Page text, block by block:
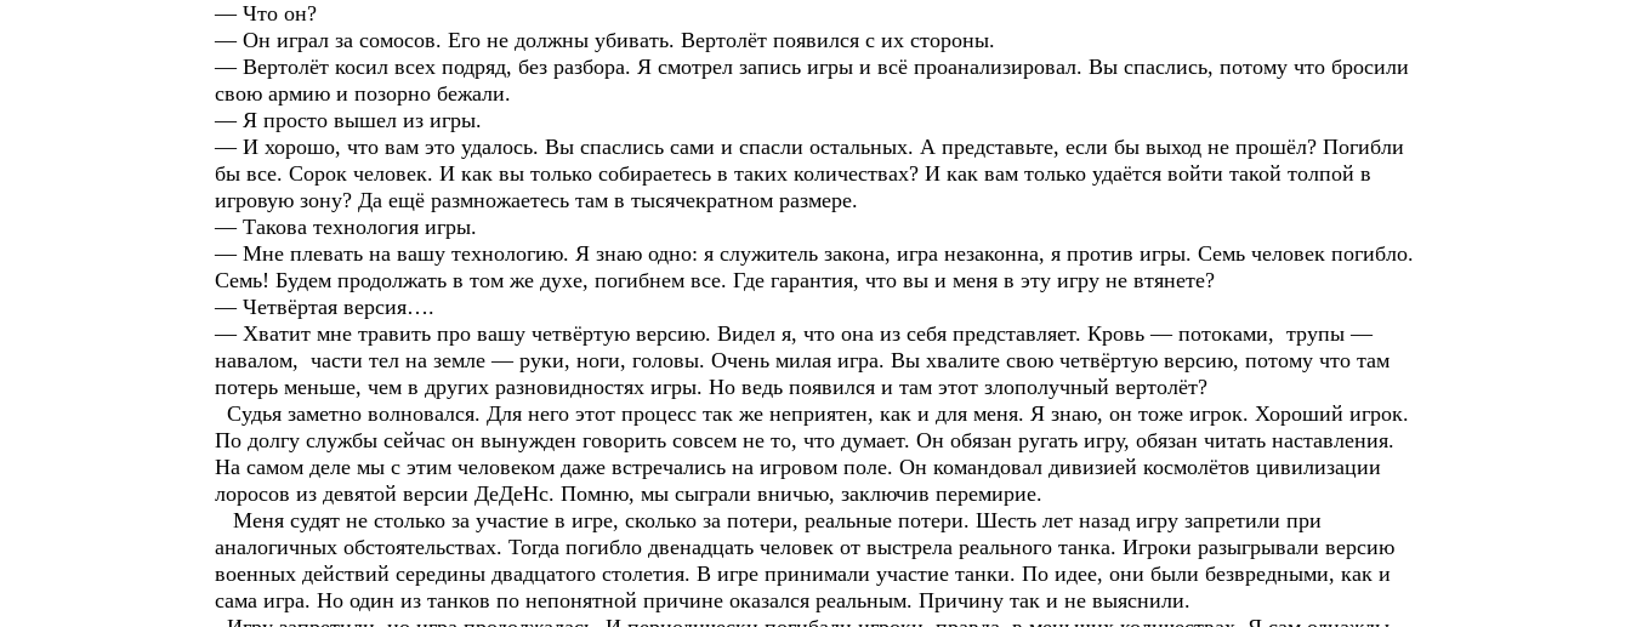
— Что он?
— Он играл за сомосов. Его не должны убивать. Вертолёт появился с их стороны.
— Вертолёт косил всех подряд, без разбора. Я смотрел запись игры и всё проанализировал. Вы спаслись, потому что бросили
свою армию и позорно бежали.
— Я просто вышел из игры.
— И хорошо, что вам это удалось. Вы спаслись сами и спасли остальных. А представьте, если бы выход не прошёл? Погибли
бы все. Сорок человек. И как вы только собираетесь в таких количествах? И как вам только удаётся войти такой толпой в
игровую зону? Да ещё размножаетесь там в тысячекратном размере.
— Такова технология игры.
— Мне плевать на вашу технологию. Я знаю одно: я служитель закона, игра незаконна, я против игры. Семь человек погибло.
Семь! Будем продолжать в том же духе, погибнем все. Где гарантия, что вы и меня в эту игру не втянете?
— Четвёртая версия….
— Хватит мне травить про вашу четвёртую версию. Видел я, что она из себя представляет. Кровь — потоками, трупы —
навалом, части тел на земле — руки, ноги, головы. Очень милая игра. Вы хвалите свою четвёртую версию, потому что там
потерь меньше, чем в других разновидностях игры. Но ведь появился и там этот злополучный вертолёт?
Судья заметно волновался. Для него этот процесс так же неприятен, как и для меня. Я знаю, он тоже игрок. Хороший игрок.
По долгу службы сейчас он вынужден говорить совсем не то, что думает. Он обязан ругать игру, обязан читать наставления.
На самом деле мы с этим человеком даже встречались на игровом поле. Он командовал дивизией космолётов цивилизации
лоросов из девятой версии ДеДеНс. Помню, мы сыграли вничью, заключив перемирие.
Меня судят не столько за участие в игре, сколько за потери, реальные потери. Шесть лет назад игру запретили при
аналогичных обстоятельствах. Тогда погибло двенадцать человек от выстрела реального танка. Игроки разыгрывали версию
военных действий середины двадцатого столетия. В игре принимали участие танки. По идее, они были безвредными, как и
сама игра. Но один из танков по непонятной причине оказался реальным. Причину так и не выяснили.